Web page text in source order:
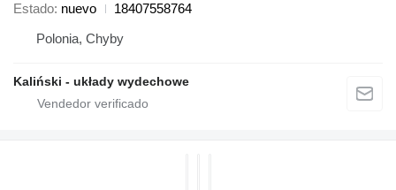
Estado nuevo
18407558764
Polonia, Chyby
Kaliński - układy wydechowe